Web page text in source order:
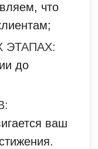
что
ЭТАПАХ:
до
ваш